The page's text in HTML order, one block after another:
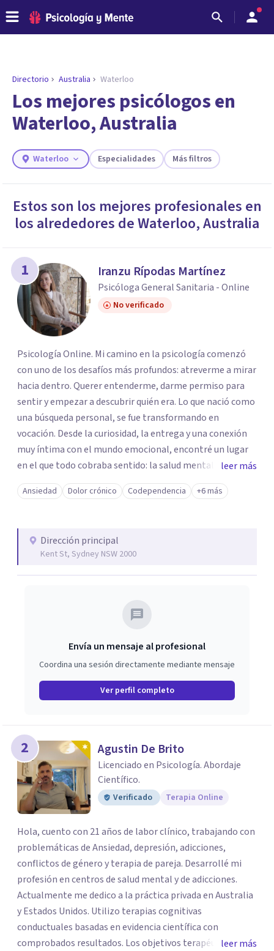
ENCONTRAR MI TERAPEUTA
¿Necesitas ayuda para encontrar el
psicólogo adecuado?
Responde a unas breves preguntas y te ofreceremos
necesidades.
Directorio Australia Waterloo
Los mejores psicólogos en
Waterloo, Australia
Waterloo Especialidades Más filtros
Estos son los mejores profesionales en
los alrededores deWaterloo,Australia
1 Iranzu Rípodas Martínez
Psicóloga General Sanitaria - Online
No verificado
Psicología Online. Mi camino en la psicología comenzó
con uno de los desafíos más profundos: atreverme a mirar
hacia dentro. Querer entenderme, darme permiso para
sentir y empezar a descubrir quién era. Lo que nació como
una búsqueda personal, se fue transformando en
vocación. Desde la curiosidad, la entrega y una conexión
muy íntima con el mundo emocional, encontré un lugar
en el que todo cobraba sentido: la salud mental. Desde el
principio supe que esto era lo que me movía. Lo que
empezó con el deseo de comprenderme, se convirtió en
pudieran escucharse, verse y entenderse con más
amabilidad. Mi proceso terapéutico ha sido una
herramienta de autocuidado que me acompaña hasta
hoy, ayudándome a sostenerme, incluso en los
un espacio de validación emocional, seguridad y calidez,
libre de juicios. Un lugar donde puedas explorar tu
historia a tu ritmo, con respeto y autocompasión. Juntas
entender qué hay detrás del síntoma que hoy te duele.
leer más
Ansiedad Dolor crónico Codependencia +6 más
Dirección principal
Kent St, Sydney NSW 2000
Envía un mensaje al profesional
Coordina una sesión directamente mediante mensaje
Ver perfil completo
2 Agustin De Brito
Licenciado en Psicología. Abordaje
Científico.
Verificado Terapia Online
Hola, cuento con 21 años de labor clínico, trabajando con
problemáticas de Ansiedad, depresión, adicciones,
conflictos de género y terapia de pareja. Desarrollé mi
profesión en centros de salud mental y de adicciones.
Actualmente me dedico a la práctica privada en Australia
y Estados Unidos. Utilizo terapias cognitivas
conductuales basadas en evidencia científica con
comprobados resultados. Los objetivos terapéuticos
leer más